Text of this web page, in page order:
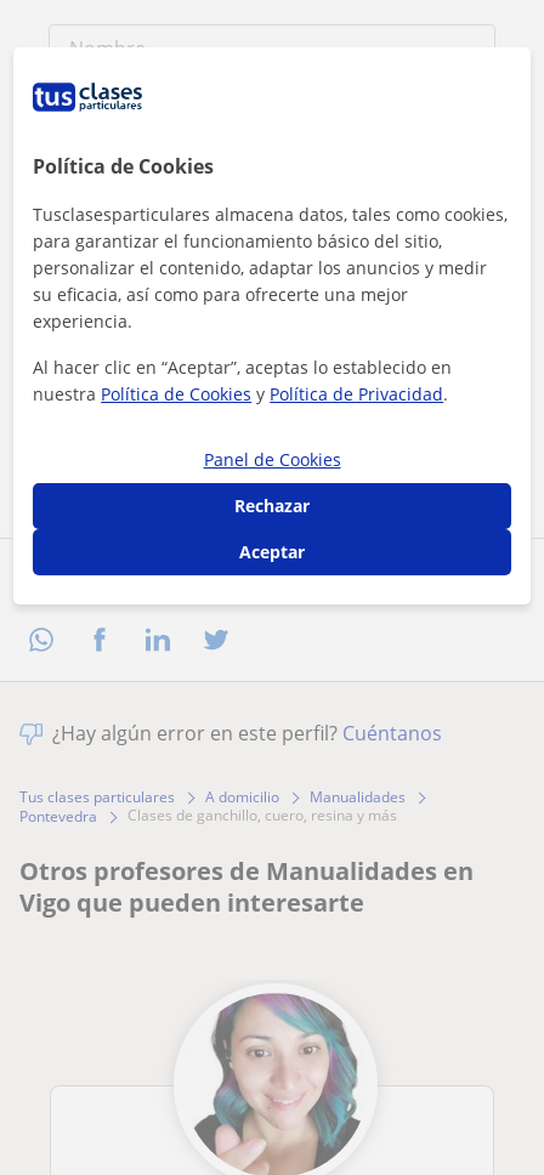
Comparte a este profesor
Al hacer clic, aceptas nuestro aviso legal y de privacidad
Contactar ahora
¿Hay algún error en este perfil? Cuéntanos
Tus clases particulares A domicilio
Manualidades
Pontevedra
clases de ganchillo, cuero, resina y más
Otros profesores de Manualidades en
Vigo que pueden interesarte
Política de Cookies
Tusclasesparticulares almacena datos, tales como cookies,
para garantizar el funcionamiento básico del sitio,
personalizar el contenido, adaptar los anuncios y medir
su eficacia, así como para ofrecerte una mejor
experiencia.
Al hacer clic en “Aceptar”, aceptas lo establecido en
nuestra Política de Cookies y Política de Privacidad.
Panel de Cookies
Rechazar
Aceptar